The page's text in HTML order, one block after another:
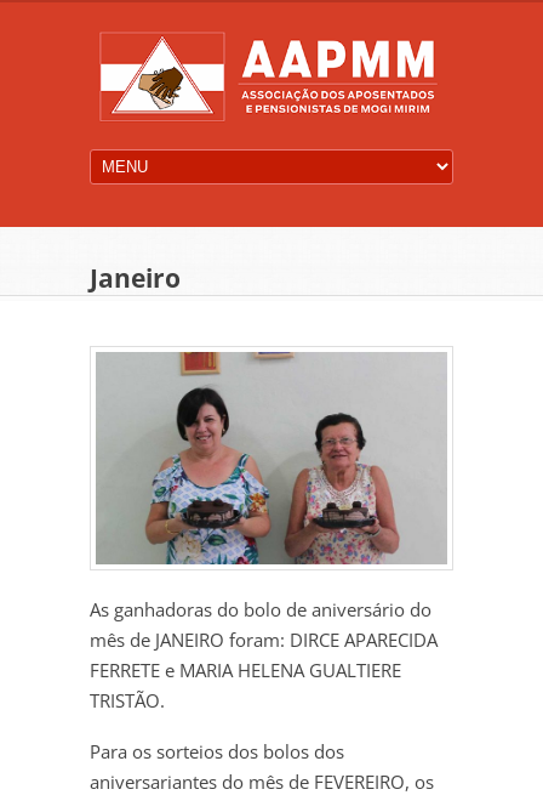
Janeiro
As ganhadoras do bolo de aniversário do
mês de JANEIRO foram: DIRCE APARECIDA
FERRETE e MARIA HELENA GUALTIERE
TRISTÃO.
Para os sorteios dos bolos dos
aniversariantes do mês de FEVEREIRO, os